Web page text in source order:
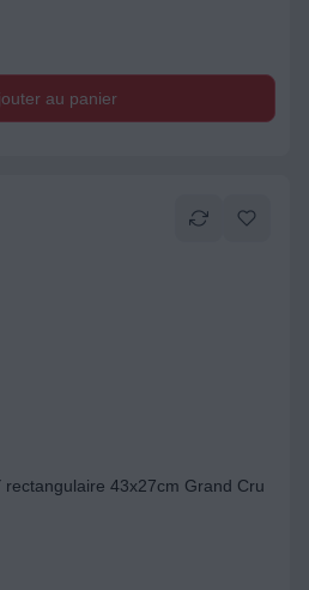
au panier
rectangulaire 43x27cm Grand Cru